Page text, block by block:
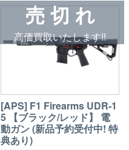
売 切 れ
高価買取いたします!!
[APS] F1 Firearms UDR-1
5 【ブラック/レッド】 電
動ガン (新品予約受付中! 特
典あり)